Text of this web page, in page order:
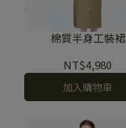
棉質半身工裝裙
NT$4,980
加入購物車